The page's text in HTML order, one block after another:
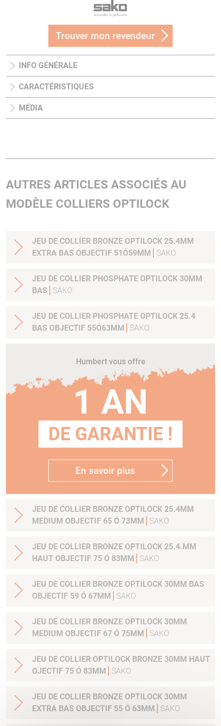
Trouver mon revendeur
INFO GÉNÉRALE
CARACTÉRISTIQUES
MÉDIA
AUTRES ARTICLES ASSOCIÉS AU
MODÈLE COLLIERS OPTILOCK
JEU DE COLLIER BRONZE OPTILOCK 25.4MM
EXTRA BAS OBJECTIF 51Ó59MM
SAKO
JEU DE COLLIER PHOSPHATE OPTILOCK 30MM
BAS
SAKO
JEU DE COLLIER PHOSPHATE OPTILOCK 25.4
BAS OBJECTIF 55Ó63MM
SAKO
Humbert vous offre
1 AN
DE GARANTIE !
En savoir plus
JEU DE COLLIER BRONZE OPTILOCK 25.4MM
MEDIUM OBJECTIF 65 Ó 73MM
SAKO
JEU DE COLLIER BRONZE OPTILOCK 25.4.MM
HAUT OBJECTIF 75 Ó 83MM
SAKO
JEU DE COLLIER BRONZE OPTILOCK 30MM BAS
OBJECTIF 59 Ó 67MM
SAKO
JEU DE COLLIER BRONZE OPTILOCK 30MM
MEDIUM OBJECTIF 67 Ó 75MM
SAKO
JEU DE COLLIER OPTILOCK BRONZE 30MM HAUT
OJECTIF 75 Ó 83MM
SAKO
JEU DE COLLIER BRONZE OPTILOCK 30MM
EXTRA BAS OBJECTIF 55 Ó 63MM
SAKO